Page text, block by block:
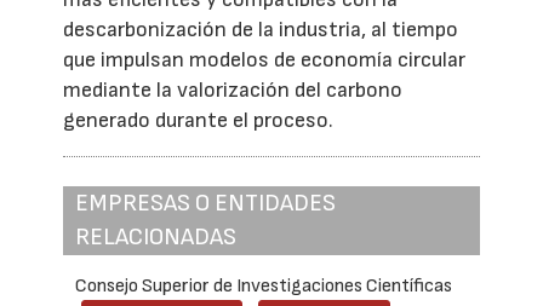
descarbonización de la industria, al tiempo
que impulsan modelos de economía circular
mediante la valorización del carbono
generado durante el proceso.
EMPRESAS O ENTIDADES
RELACIONADAS
Consejo Superior de Investigaciones Científicas